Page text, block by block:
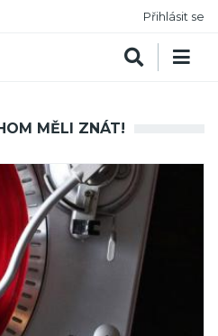
Přihlásit se
MĚLI ZNÁT!